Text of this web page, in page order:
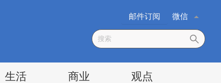
微信
邮件订阅
生活 商业 观点